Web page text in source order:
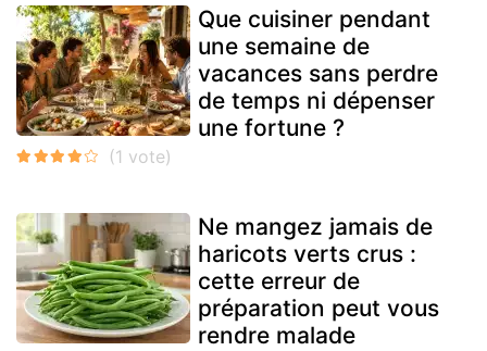
Que cuisiner pendant
une semaine de
vacances sans perdre
de temps ni dépenser
une fortune ?
Ne mangez jamais de
haricots verts crus :
cette erreur de
préparation peut vous
rendre malade